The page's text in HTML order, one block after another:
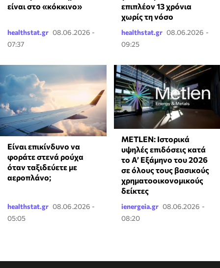
είναι στο «κόκκινο»
healthstat.gr 08.06.2026 -
07:37
επιπλέον 13 χρόνια
χωρίς τη νόσο
healthstat.gr 08.06.2026 -
09:25
⁠Είναι επικίνδυνο να
φοράτε στενά ρούχα
όταν ταξιδεύετε με
αεροπλάνο;
healthstat.gr 08.06.2026 -
05:05
METLEN: Ιστορικά
υψηλές επιδόσεις κατά
το Α’ Εξάμηνο του 2026
σε όλους τους βασικούς
χρηματοοικονομικούς
δείκτες
ienergeia.gr 08.06.2026 -
08:20